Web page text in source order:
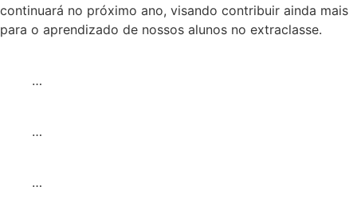
continuará no próximo ano, visando contribuir ainda mais
para o aprendizado de nossos alunos no extraclasse.
…
…
…